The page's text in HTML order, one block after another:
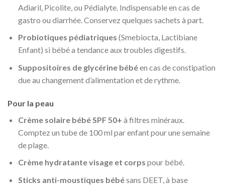
Adiaril, Picolite, ou Pédialyte. Indispensable en cas de
gastro ou diarrhée. Conservez quelques sachets à part.
Probiotiques pédiatriques (Smebiocta, Lactibiane
Enfant) si bébé a tendance aux troubles digestifs.
Suppositoires de glycérine bébéen cas de constipation
due au changement d’alimentation et de rythme.
Pour la peau
Crème solaire bébé SPF 50+ à filtres minéraux.
Comptez un tube de 100 ml par enfant pour une semaine
de plage.
Crème hydratante visage et corps pour bébé.
Sticks anti-moustiques bébésans DEET, à base